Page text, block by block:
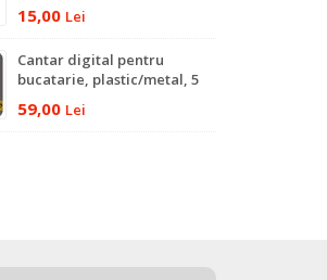
15,00 Lei
Cantar digital pentru
bucatarie, plastic/metal, 5
59,00 Lei